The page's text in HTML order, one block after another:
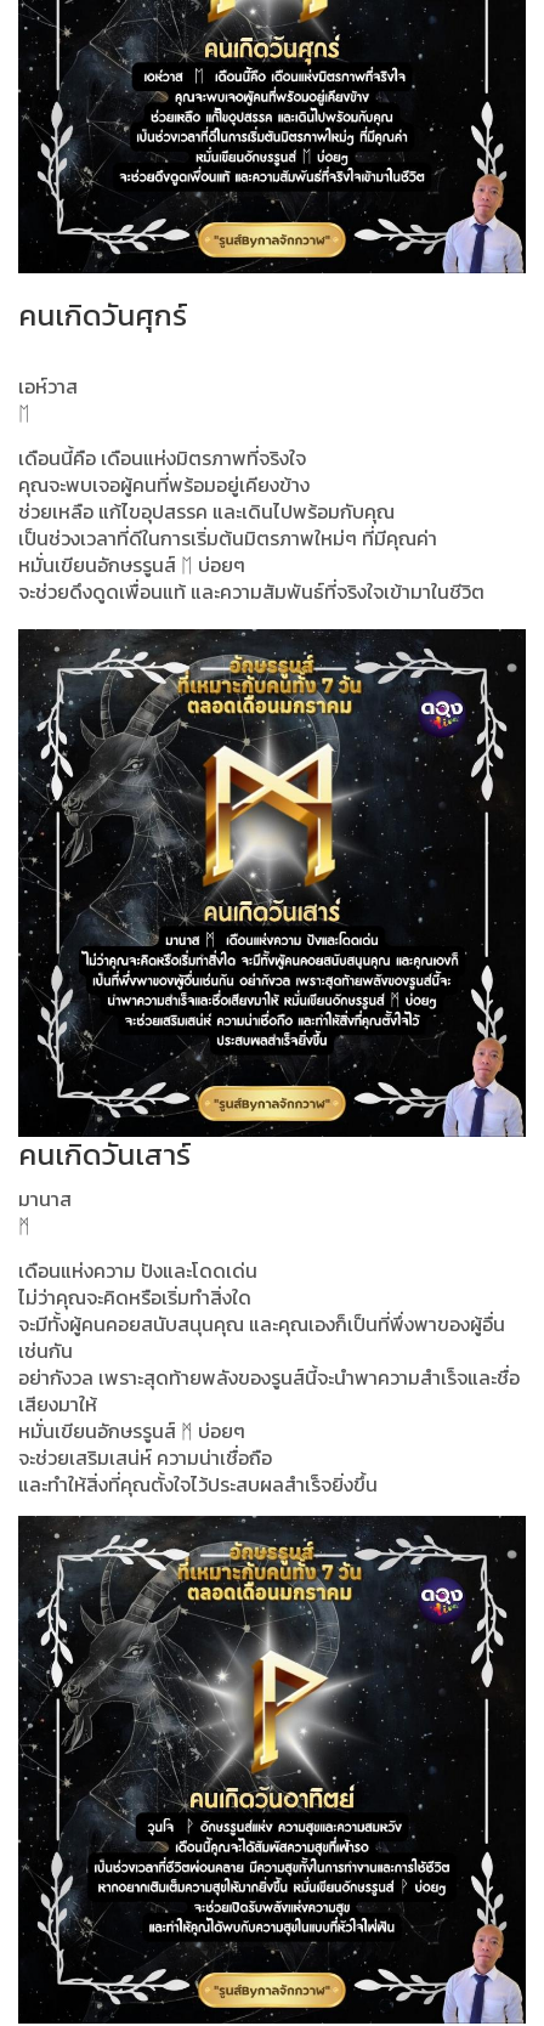
คนเกิดวันศุกร์
เอห์วาส
ᛖ
เดือนนี้คือ เดือนแห่งมิตรภาพที่จริงใจ
คุณจะพบเจอผู้คนที่พร้อมอยู่เคียงข้าง
ช่วยเหลือ แก้ไขอุปสรรค และเดินไปพร้อมกับคุณ
เป็นช่วงเวลาที่ดีในการเริ่มต้นมิตรภาพใหม่ๆ ที่มีคุณค่า
หมั่นเขียนอักษรรูนส์ ᛖ บ่อยๆ
จะช่วยดึงดูดเพื่อนแท้ และความสัมพันธ์ที่จริงใจเข้ามาในชีวิต
คนเกิดวันเสาร์
มานาส
ᛗ
เดือนแห่งความ ปังและโดดเด่น
ไม่ว่าคุณจะคิดหรือเริ่มทำสิ่งใด
จะมีทั้งผู้คนคอยสนับสนุนคุณ และคุณเองก็เป็นที่พึ่งพาของผู้อื่น
เช่นกัน
อย่ากังวล เพราะสุดท้ายพลังของรูนส์นี้จะนำพาความสำเร็จและชื่อ
เสียงมาให้
หมั่นเขียนอักษรรูนส์ ᛗ บ่อยๆ
จะช่วยเสริมเสน่ห์ ความน่าเชื่อถือ
และทำให้สิ่งที่คุณตั้งใจไว้ประสบผลสำเร็จยิ่งขึ้น